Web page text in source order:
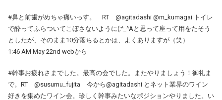
#鼻と前歯がめちゃ痛いっす。 RT @agitadashi @m_kumagai トイレ
で酔ってふらついてこぼさないように(;^_^Aと思って座って用をたそう
としたが、そのまま10分落ちるとかは、よくありますが（笑）
1:46 AM May 22nd webから
#幹事お疲れさまでした。最高の会でした。またやりましょう！御礼ま
で。RT @susumu_fujita 今から@agitadashi とネット業界のワイン
好きを集めたワイン会。珍しく幹事みたいなポジションやりました。い